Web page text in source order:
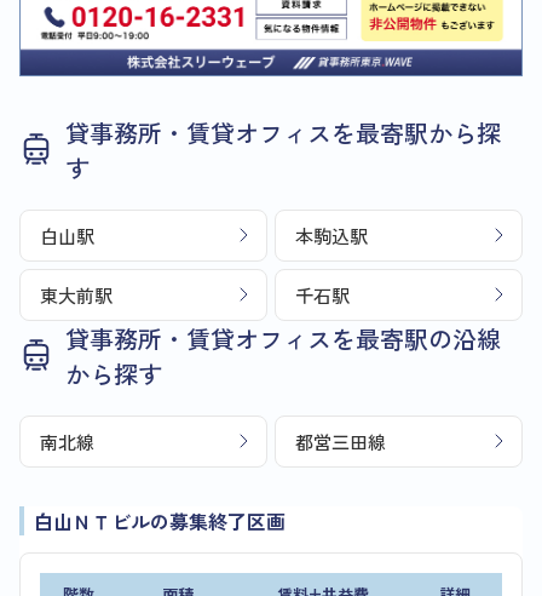
貸事務所・賃貸オフィスを最寄駅から探
す
白山駅 本駒込駅
東大前駅 千石駅
貸事務所・賃貸オフィスを最寄駅の沿線
から探す
南北線 都営三田線
白山ＮＴビルの募集終了区画